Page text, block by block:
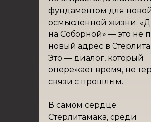
фундаментом для
осмысленной жизни.
на Соборной» — это не
новый адрес в
Это — диалог, который
опережает время, не
связи с прошлым.
В самом сердце
Стерлитамака, среди